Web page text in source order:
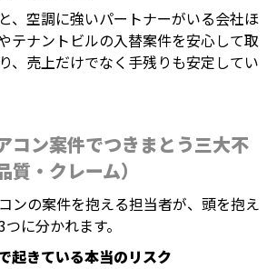
、空調に強いパートナーがいる会社ほ
テナントビルの入替案件を安心して取
、売上だけでなく手残りも安定してい
コン案件でつきまとう三大不
・クレーム）
ンの案件を抱える担当者が、頭を抱え
に分かれます。
起きている本当のリスク